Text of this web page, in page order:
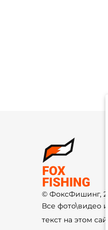
© ФоксФишинг,
Все фото\видео
текст на этом